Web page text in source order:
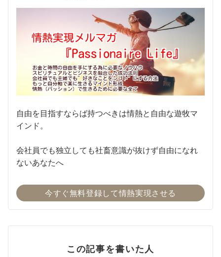
自由を目指すならば持つべきは情熱と自由な遊牧マ
インド。
会社員でも独立しても社畜意識が抜けず自由になれ
ないあなたへ
今すぐ無料登録して情熱実現させる
この記事を書いた人